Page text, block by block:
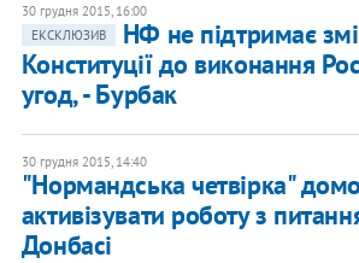
30 грудня 2015, 16:00
ЕКСКЛЮЗИВ
НФ не підтримає
Конституції до виконання
угод, - Бурбак
30 грудня 2015, 14:40
"Нормандська четвірка"
активізувати роботу з
Донбасі